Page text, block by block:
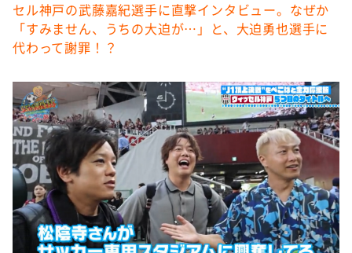
セル神戸の武藤嘉紀選手に直撃インタビュー。なぜか
「すみません、うちの大迫が…」と、大迫勇也選手に
代わって謝罪！？